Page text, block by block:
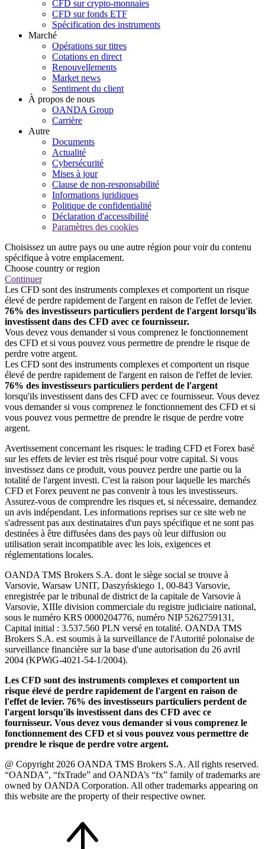
CFD sur crypto-monnaies
CFD sur fonds ETF
Spécification des instruments
Marché
Opérations sur titres
Cotations en direct
Renouvellements
Market news
Sentiment du client
À propos de nous
OANDA Group
Carrière
Autre
Documents
Actualité
Cybersécurité
Mises à jour
Clause de non-responsabilité
Informations juridiques
Politique de confidentialité
Déclaration d'accessibilité
Paramètres des cookies
Choisissez un autre pays ou une autre région pour voir du contenu
spécifique à votre emplacement.
Choose country or region
Continuer
Les CFD sont des instruments complexes et comportent un risque
élevé de perdre rapidement de l'argent en raison de l'effet de levier.
76% des investisseurs particuliers perdent de l'argent lorsqu'ils
investissent dans des CFD avec ce fournisseur.
Vous devez vous demander si vous comprenez le fonctionnement
des CFD et si vous pouvez vous permettre de prendre le risque de
perdre votre argent.
Les CFD sont des instruments complexes et comportent un risque
élevé de perdre rapidement de l'argent en raison de l'effet de levier.
76% des investisseurs particuliers perdent de l'argent
lorsqu'ils investissent dans des CFD avec ce fournisseur. Vous devez
vous demander si vous comprenez le fonctionnement des CFD et si
vous pouvez vous permettre de prendre le risque de perdre votre
argent.
Avertissement concernant les risques: le trading CFD et Forex basé
sur les effets de levier est très risqué pour votre capital. Si vous
investissez dans ce produit, vous pouvez perdre une partie ou la
totalité de l'argent investi. C'est la raison pour laquelle les marchés
CFD et Forex peuvent ne pas convenir à tous les investisseurs.
Assurez-vous de comprendre les risques et, si nécessaire, demandez
un avis indépendant. Les informations reprises sur ce site web ne
s'adressent pas aux destinataires d'un pays spécifique et ne sont pas
destinées à être diffusées dans des pays où leur diffusion ou
utilisation serait incompatible avec les lois, exigences et
réglementations locales.
OANDA TMS Brokers S.A. dont le siège social se trouve à
Varsovie, Warsaw UNIT, Daszyńskiego 1, 00-843 Varsovie,
enregistrée par le tribunal de district de la capitale de Varsovie à
Varsovie, XIIIe division commerciale du registre judiciaire national,
sous le numéro KRS 0000204776, numéro NIP 5262759131,
Capital initial : 3.537.560 PLN versé en totalité. OANDA TMS
Brokers S.A. est soumis à la surveillance de l'Autorité polonaise de
surveillance financière sur la base d'une autorisation du 26 avril
2004 (KPWiG-4021-54-1/2004).
Les CFD sont des instruments complexes et comportent un
risque élevé de perdre rapidement de l'argent en raison de
l'effet de levier. 76% des investisseurs particuliers perdent de
l'argent lorsqu'ils investissent dans des CFD avec ce
fournisseur. Vous devez vous demander si vous comprenez le
fonctionnement des CFD et si vous pouvez vous permettre de
prendre le risque de perdre votre argent.
@ Copyright 2026 OANDA TMS Brokers S.A. All rights reserved.
“OANDA”, “fxTrade” and OANDA’s “fx” family of trademarks are
owned by OANDA Corporation. All other trademarks appearing on
this website are the property of their respective owner.